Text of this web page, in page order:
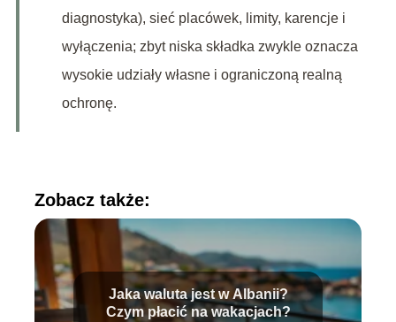
diagnostyka), sieć placówek, limity, karencje i
wyłączenia; zbyt niska składka zwykle oznacza
wysokie udziały własne i ograniczoną realną
ochronę.
Zobacz także:
Jaka waluta jest w Albanii?
Czym płacić na wakacjach?